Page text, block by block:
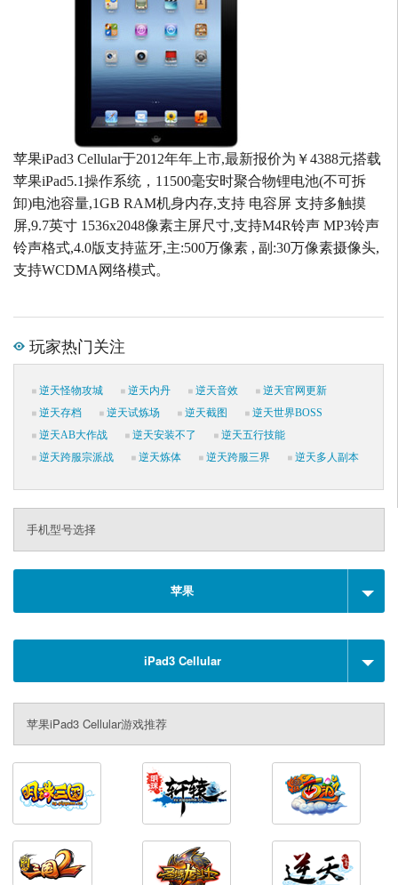
苹果iPad3 Cellular于2012年年上市,最新报价为￥4388元搭载
苹果iPad5.1操作系统，11500毫安时聚合物锂电池(不可拆
卸)电池容量,1GB RAM机身内存,支持 电容屏 支持多触摸
屏,9.7英寸 1536x2048像素主屏尺寸,支持M4R铃声 MP3铃声
铃声格式,4.0版支持蓝牙,主:500万像素 , 副:30万像素摄像头,
支持WCDMA网络模式。
玩家热门关注
逆天怪物攻城 逆天内丹 逆天音效
逆天官网更新
逆天存档
逆天试炼场 逆天截图
逆天世界BOSS
逆天AB大作战
逆天安装不了
逆天五行技能
逆天跨服宗派战
逆天炼体 逆天跨服三界 逆天多人副本
手机型号选择
苹果
iPad3 Cellular
苹果iPad3 Cellular游戏推荐